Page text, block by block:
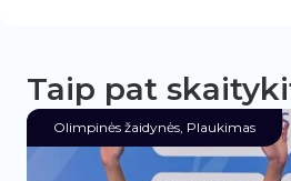
Taip pat
Olimpinės žaidynės Plaukimas